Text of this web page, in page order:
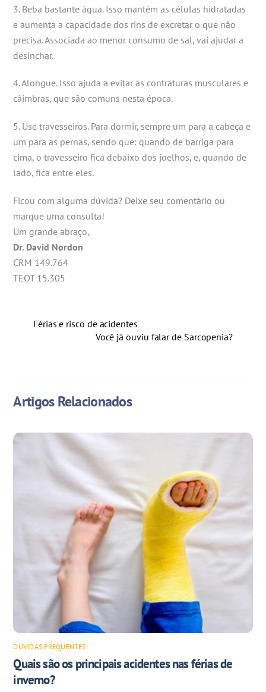
3. Beba bastante água. Isso mantém as células hidratadas
e aumenta a capacidade dos rins de excretar o que não
precisa. Associada ao menor consumo de sal, vai ajudar a
desinchar.
4. Alongue. Isso ajuda a evitar as contraturas musculares e
câimbras, que são comuns nesta época.
5. Use travesseiros. Para dormir, sempre um para a cabeça e
um para as pernas, sendo que: quando de barriga para
cima, o travesseiro fica debaixo dos joelhos, e, quando de
lado, fica entre eles.
Ficou com alguma dúvida? Deixe seu comentário ou
marque uma consulta!
Um grande abraço,
Dr. David Nordon
CRM 149.764
TEOT 15.305
Férias e risco de acidentes
Você já ouviu falar de Sarcopenia?
Artigos Relacionados
DÚVIDAS FREQUENTES
Quais são os principais acidentes nas férias de
inverno?